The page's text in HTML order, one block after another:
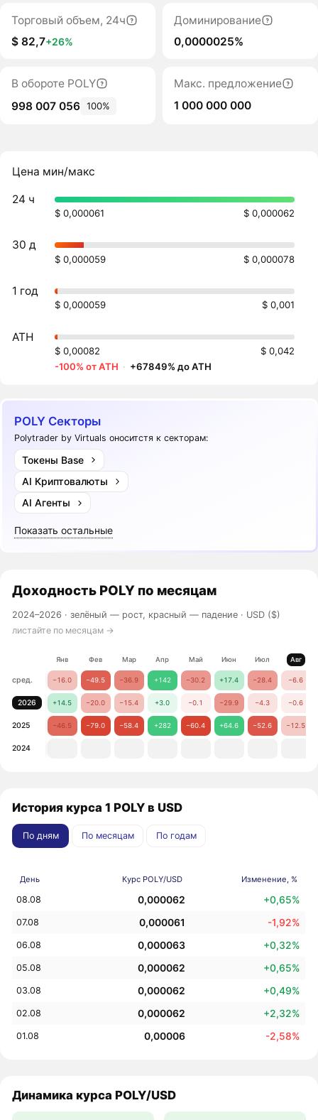
Торговый объем, 24ч
$ 82,7+26%
Доминирование
0,0000025%
В обороте POLY
998 007 056 100%
Макс. предложение
1 000 000 000
Цена мин/макс
24 ч
$ 0,000061 $ 0,000062
30 д
$ 0,000059 $ 0,000078
1 год
$ 0,000059 $ 0,001
ATH
$ 0,00082
$ 0,042
-100% от ATH · +67849% до ATH
POLY Секторы
Polytrader by Virtuals оноситстя к секторам:
Токены Base
AI Криптовалюты
AI Агенты
Показать остальные
Доходность POLY по месяцам
2024–2026 ·зелёный — рост, красный — падение · USD ($)
листайте по месяцам →
Янв Фев Мар Апр Май Июн Июл Авг
сред. −16.0 −49.5 −36.9 +142 −30.2 +17.4 −28.4 −6.6
2026 +14.5 −20.0 −15.4 +3.0 −0.1 −29.9 −4.3 −0.6
2025 −46.5 −79.0 −58.4 +282 −60.4 +64.6 −52.6 −12.5
2024
История курса 1 POLY в USD
По дням По месяцам По годам
День Курс POLY/USD Изменение, %
08.08 0,000062 +0,65%
07.08 0,000061 -1,92%
06.08 0,000063 +0,32%
05.08 0,000062 +0,65%
03.08 0,000062 +0,49%
02.08 0,000062 +2,32%
01.08 0,00006 -2,58%
Динамика курса POLY/USD